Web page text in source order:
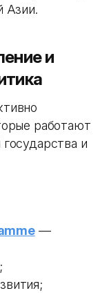
Азии.
и
работают
и
—